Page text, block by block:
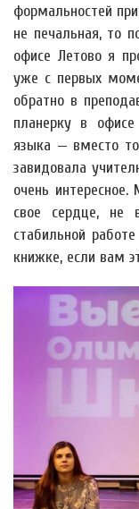
формальностей
не печальная, то
офисе Летово я
уже с первых
обратно в
планерку в
языка — вместо
завидовала
очень
свое сердце, не
стабильной
книжке, если вам